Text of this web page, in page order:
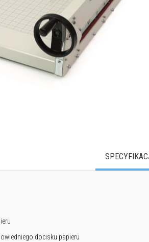
docisku papieru